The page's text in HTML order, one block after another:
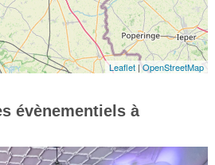
Leaflet |OpenStreetMap
évènementiels à